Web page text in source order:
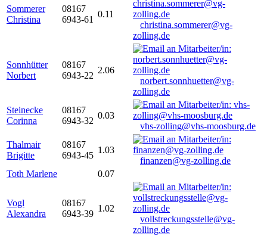
Sommerer
Christina
08167
6943-61
0.11
christina.sommerer@vg-
zolling.de
Sonnhütter
Norbert
08167
6943-22
2.06
norbert.sonnhuetter@vg-
zolling.de
Steinecke
Corinna
08167
6943-32
0.03
vhs-zolling@vhs-moosburg.de
Thalmair
Brigitte
08167
6943-45
1.03
finanzen@vg-zolling.de
Toth Marlene
0.07
Vogl
Alexandra
08167
6943-39
1.02
vollstreckungsstelle@vg-
zolling.de